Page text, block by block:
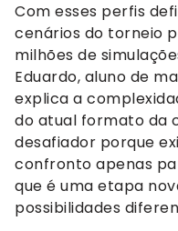
Com esses perfis
cenários do torneio
milhões de
Eduardo, aluno de
explica a
do atual formato da
desafiador porque
confronto apenas
que é uma etapa
possibilidades